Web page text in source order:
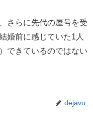
さらに先代の屋号を受
婚前に感じていた1人
できているのではない
dejavu